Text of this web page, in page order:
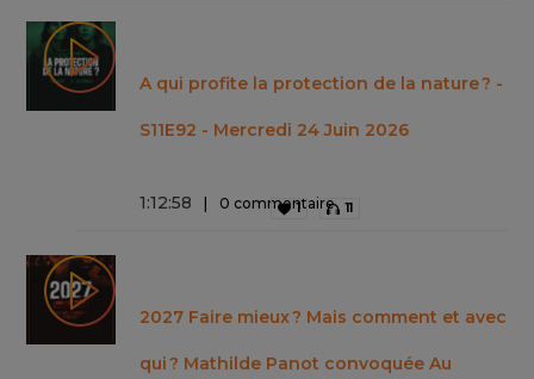
A qui profite la protection de la nature ? -
S11E92 - Mercredi 24 Juin 2026
1:12:58 0 commentaire
1 11
2027 Faire mieux ? Mais comment et avec
qui ? Mathilde Panot convoquée Au